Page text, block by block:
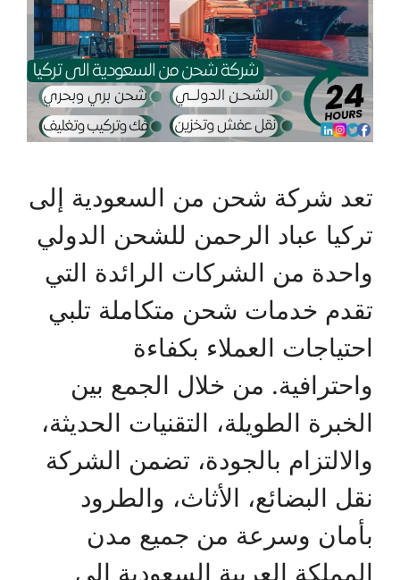
تعد شركة شحن من السعودية إلى
تركيا عباد الرحمن للشحن الدولي
واحدة من الشركات الرائدة التي
تقدم خدمات شحن متكاملة تلبي
احتياجات العملاء بكفاءة
واحترافية. من خلال الجمع بين
الخبرة الطويلة، التقنيات الحديثة،
والالتزام بالجودة، تضمن الشركة
نقل البضائع، الأثاث، والطرود
بأمان وسرعة من جميع مدن
المملكة العربية السعودية إلى